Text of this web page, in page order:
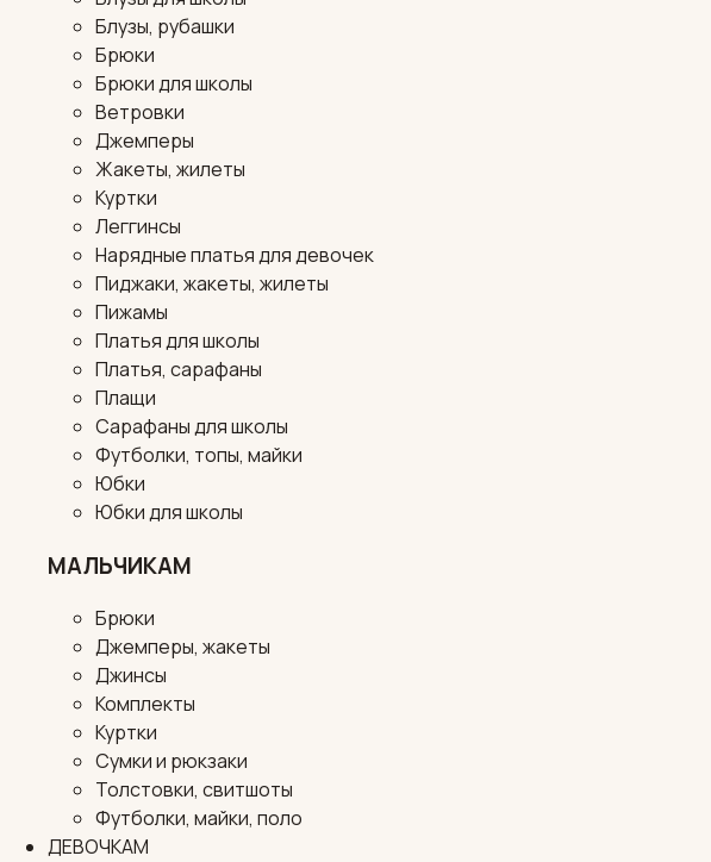
Блузы, рубашки
Брюки
Брюки для школы
Ветровки
Джемперы
Жакеты, жилеты
Куртки
Леггинсы
Нарядные платья для девочек
Пиджаки, жакеты, жилеты
Пижамы
Платья для школы
Платья, сарафаны
Плащи
Сарафаны для школы
Футболки, топы, майки
Юбки
Юбки для школы
МАЛЬЧИКАМ
Брюки
Джемперы, жакеты
Джинсы
Комплекты
Куртки
Сумки и рюкзаки
Толстовки, свитшоты
Футболки, майки, поло
ДЕВОЧКАМ